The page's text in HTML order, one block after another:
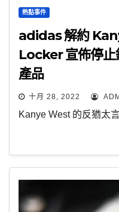
熱點事件
adidas 解約
Locker 宣佈停止
產品
十月 28, 2022
Kanye West 的反猶太